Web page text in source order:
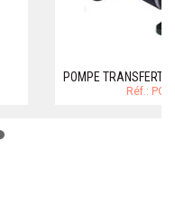
POMPE TRANSFERT
Réf.: